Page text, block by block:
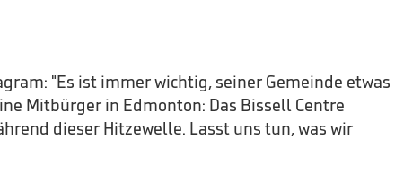
"Es ist immer wichtig, seiner Gemeinde etwas
Mitbürger in Edmonton: Das Bissell Centre
dieser Hitzewelle. Lasst uns tun, was wir